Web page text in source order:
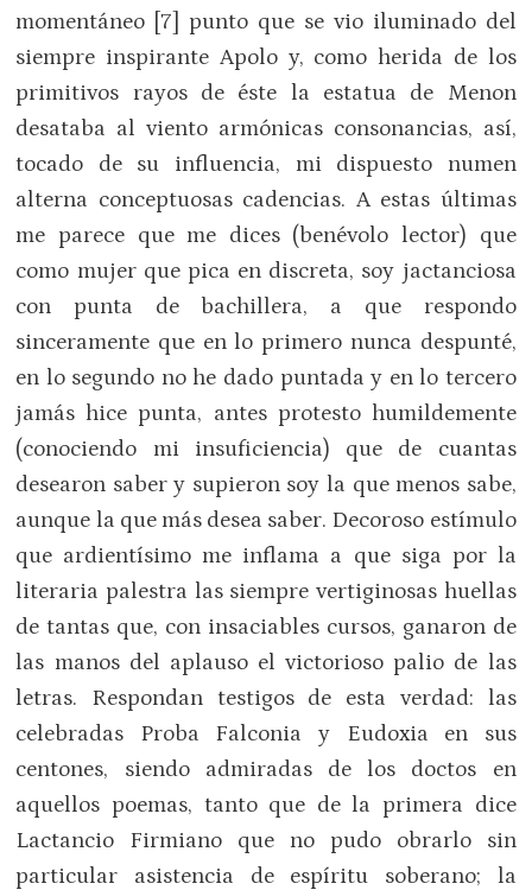
momentáneo [7] punto que se vio iluminado del
siempre inspirante Apolo y, como herida de los
primitivos rayos de éste la estatua de Menon
desataba al viento armónicas consonancias, así,
tocado de su influencia, mi dispuesto numen
alterna conceptuosas cadencias. A estas últimas
me parece que me dices (benévolo lector) que
como mujer que pica en discreta, soy jactanciosa
con punta de bachillera, a que respondo
sinceramente que en lo primero nunca despunté,
en lo segundo no he dado puntada y en lo tercero
jamás hice punta, antes protesto humildemente
(conociendo mi insuficiencia) que de cuantas
desearon saber y supieron soy la que menos sabe,
aunque la que más desea saber. Decoroso estímulo
que ardientísimo me inflama a que siga por la
literaria palestra las siempre vertiginosas huellas
de tantas que, con insaciables cursos, ganaron de
las manos del aplauso el victorioso palio de las
letras. Respondan testigos de esta verdad: las
celebradas Proba Falconia y Eudoxia en sus
centones, siendo admiradas de los doctos en
aquellos poemas, tanto que de la primera dice
Lactancio Firmiano que no pudo obrarlo sin
particular asistencia de espíritu soberano; la